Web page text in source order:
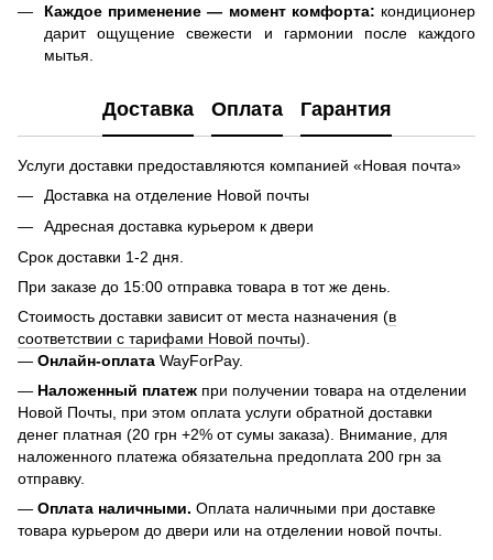
Каждое применение — момент комфорта: кондиционер
дарит ощущение свежести и гармонии после каждого
мытья.
Доставка Оплата Гарантия
Услуги доставки предоставляются компанией «Новая почта»
Доставка на отделение Новой почты
Адресная доставка курьером к двери
Срок доставки 1-2 дня.
При заказе до 15:00 отправка товара в тот же день.
Стоимость доставки зависит от места назначения (в
соответствии с тарифами Новой почты).
— Онлайн-оплата WayForPay.
— Наложенный платеж при получении товара на отделении
Новой Почты, при этом оплата услуги обратной доставки
денег платная (20 грн +2% от сумы заказа). Внимание, для
наложенного платежа обязательна предоплата 200 грн за
отправку.
— Оплата наличными. Оплата наличными при доставке
товара курьером до двери или на отделении новой почты.